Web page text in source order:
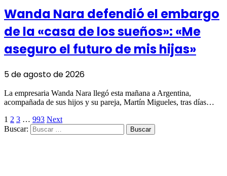
Wanda Nara defendió el embargo
de la «casa de los sueños»: «Me
aseguro el futuro de mis hijas»
5 de agosto de 2026
La empresaria Wanda Nara llegó esta mañana a Argentina,
acompañada de sus hijos y su pareja, Martín Migueles, tras días…
1 2 3 … 993 Next
Buscar: